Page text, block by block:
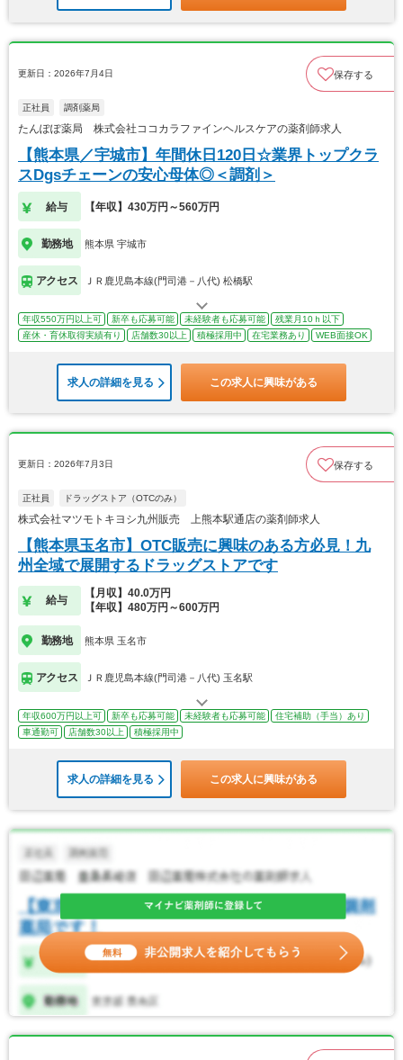
更新日：2026年7月4日 保存する
正社員 調剤薬局
たんぽぽ薬局 株式会社ココカラファインヘルスケアの薬剤師求人
【熊本県／宇城市】年間休日120日☆業界トップクラ
スDgsチェーンの安心母体◎＜調剤＞
給与 【年収】430万円～560万円
勤務地 熊本県 宇城市
アクセス ＪＲ鹿児島本線(門司港－八代) 松橋駅
年収550万円以上可 新卒も応募可能 未経験者も応募可能
残業月10ｈ以下
産休・育休取得実績有り
店舗数30以上 積極採用中 在宅業務あり WEB面接OK
求人の詳細を見る この求人に興味がある
更新日：2026年7月3日 保存する
正社員 ドラッグストア（OTCのみ）
株式会社マツモトキヨシ九州販売 上熊本駅通店の薬剤師求人
【熊本県玉名市】OTC販売に興味のある方必見！九
州全域で展開するドラッグストアです
給与
【月収】40.0万円
【年収】480万円～600万円
勤務地 熊本県 玉名市
アクセス ＪＲ鹿児島本線(門司港－八代) 玉名駅
年収600万円以上可 新卒も応募可能 未経験者も応募可能
住宅補助（手当）あり
車通勤可
店舗数30以上 積極採用中
求人の詳細を見る この求人に興味がある